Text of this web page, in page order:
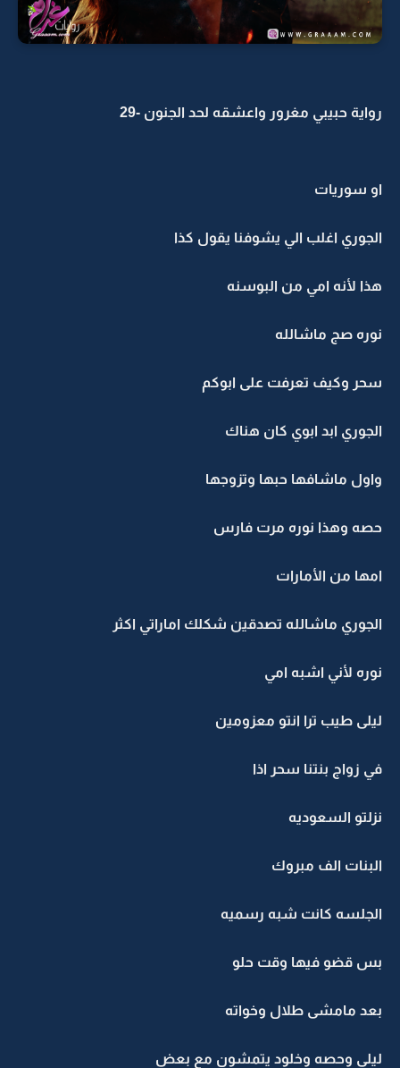
رواية حبيبي مغرور واعشقه لحد الجنون -29
او سوريات
الجوري اغلب الي يشوفنا يقول كذا
هذا لأنه امي من البوسنه
نوره صج ماشالله
سحر وكيف تعرفت على ابوكم
الجوري ابد ابوي كان هناك
واول ماشافها حبها وتزوجها
حصه وهذا نوره مرت فارس
امها من الأمارات
الجوري ماشالله تصدقين شكلك اماراتي اكثر
نوره لأني اشبه امي
ليلى طيب ترا انتو معزومين
في زواج بنتنا سحر اذا
نزلتو السعوديه
البنات الف مبروك
الجلسه كانت شبه رسميه
بس قضو فيها وقت حلو
بعد مامشى طلال وخواته
ليلى وحصه وخلود يتمشون مع بعض